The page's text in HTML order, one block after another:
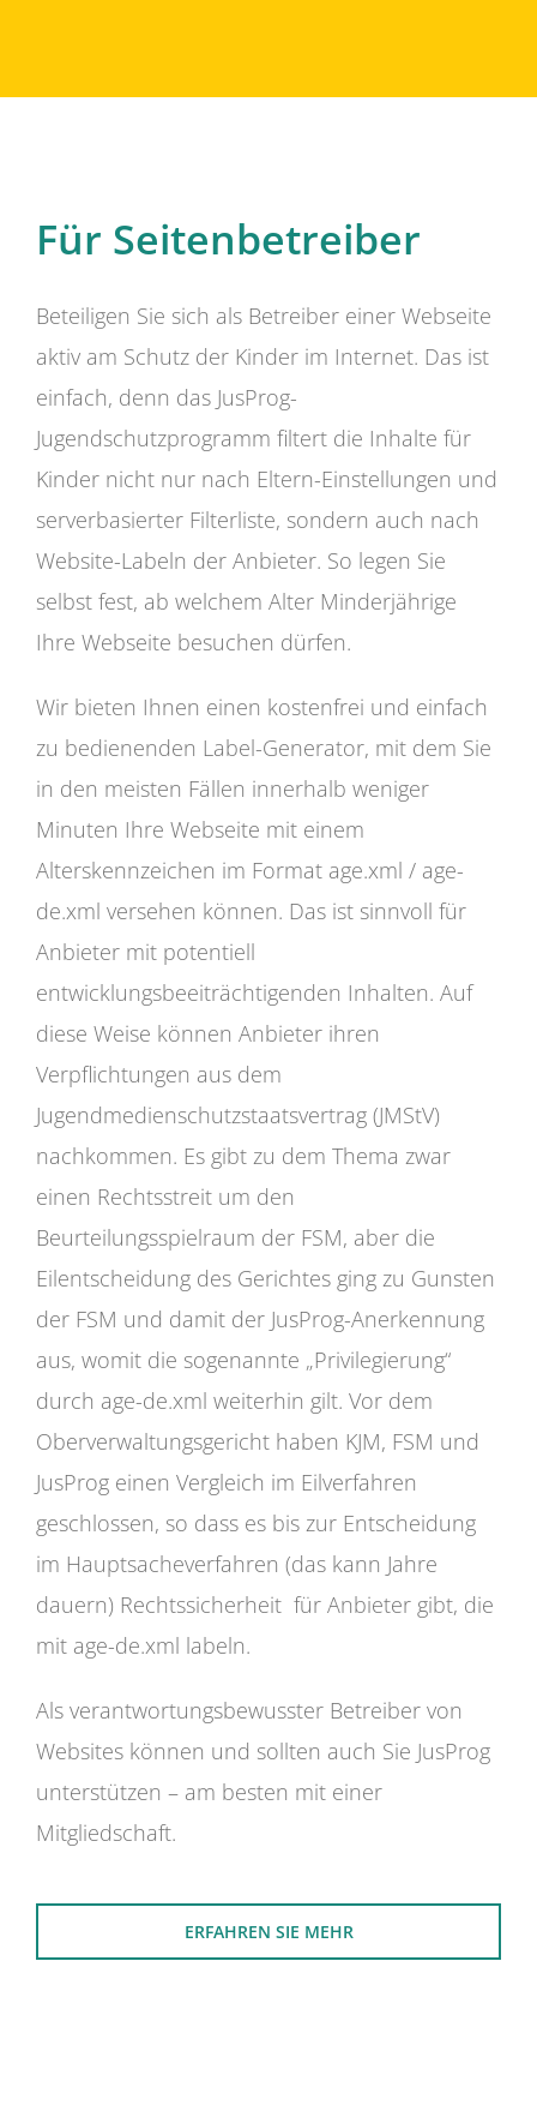
Für Seitenbetreiber
Beteiligen Sie sich als Betreiber einer Webseite
aktiv am Schutz der Kinder im Internet. Das ist
einfach, denn das JusProg-
Jugendschutzprogramm filtert die Inhalte für
Kinder nicht nur nach Eltern-Einstellungen und
serverbasierter Filterliste, sondern auch nach
Website-Labeln der Anbieter. So legen Sie
selbst fest, ab welchem Alter Minderjährige
Ihre Webseite besuchen dürfen.
Wir bieten Ihnen einen kostenfrei und einfach
zu bedienenden Label-Generator, mit dem Sie
in den meisten Fällen innerhalb weniger
Minuten Ihre Webseite mit einem
Alterskennzeichen im Format age.xml / age-
de.xml versehen können. Das ist sinnvoll für
Anbieter mit potentiell
entwicklungsbeeiträchtigenden Inhalten. Auf
diese Weise können Anbieter ihren
Verpflichtungen aus dem
Jugendmedienschutzstaatsvertrag (JMStV)
nachkommen. Es gibt zu dem Thema zwar
einen Rechtsstreit um den
Beurteilungsspielraum der FSM, aber die
Eilentscheidung des Gerichtes ging zu Gunsten
der FSM und damit der JusProg-Anerkennung
aus, womit die sogenannte „Privilegierung“
durch age-de.xml weiterhin gilt. Vor dem
Oberverwaltungsgericht haben KJM, FSM und
JusProg einen Vergleich im Eilverfahren
geschlossen, so dass es bis zur Entscheidung
im Hauptsacheverfahren (das kann Jahre
dauern) Rechtssicherheit für Anbieter gibt, die
mit age-de.xml labeln.
Als verantwortungsbewusster Betreiber von
Websites können und sollten auch Sie JusProg
unterstützen – am besten mit einer
Mitgliedschaft.
ERFAHREN SIE MEHR